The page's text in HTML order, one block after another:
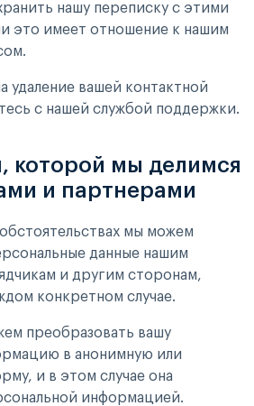
нашу переписку с этими
это имеет отношение к нашим
удаление вашей контактной
с нашей службой поддержки.
которой мы делимся
и партнерами
мы можем
данные нашим
и другим сторонам,
конкретном случае.
преобразовать вашу
в анонимную или
и в этом случае она
информацией.